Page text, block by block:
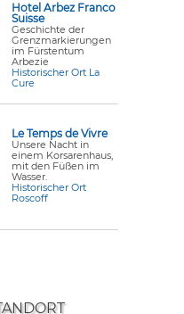
Hotel Arbez Franco
Suisse
Geschichte der
Grenzmarkierungen
im Fürstentum
Arbezie
Historischer Ort La
Cure
Le Temps de Vivre
Unsere Nacht in
einem Korsarenhaus,
mit den Füßen im
Wasser.
Historischer Ort
Roscoff